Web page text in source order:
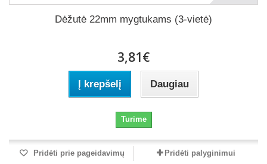
Dėžutė 22mm mygtukams (3-vietė)
3,81€
Į krepšelį Daugiau
Turime
Pridėti prie pageidavimų Pridėti palyginimui